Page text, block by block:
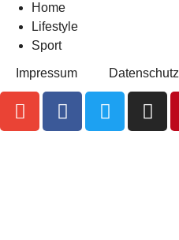
Home
Lifestyle
Sport
Impressum Datenschutz